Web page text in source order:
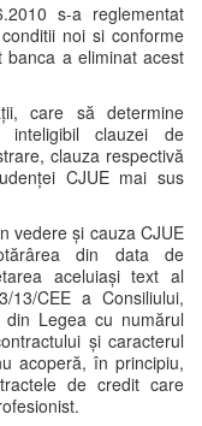
s-a reglementat
noi si conforme
banca a eliminat acest
care să determine
clauzei de
clauza respectivă
CJUE mai sus
vedere și cauza CJUE
din data de
aceluiași text al
CEE a Consiliului,
Legea cu numărul
și caracterul
acoperă, în principiu,
de credit care